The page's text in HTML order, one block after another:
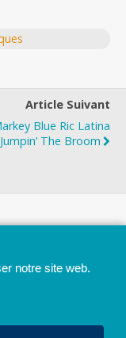
Article Suivant
Blue Ric Latina
The Broom
notre site web.